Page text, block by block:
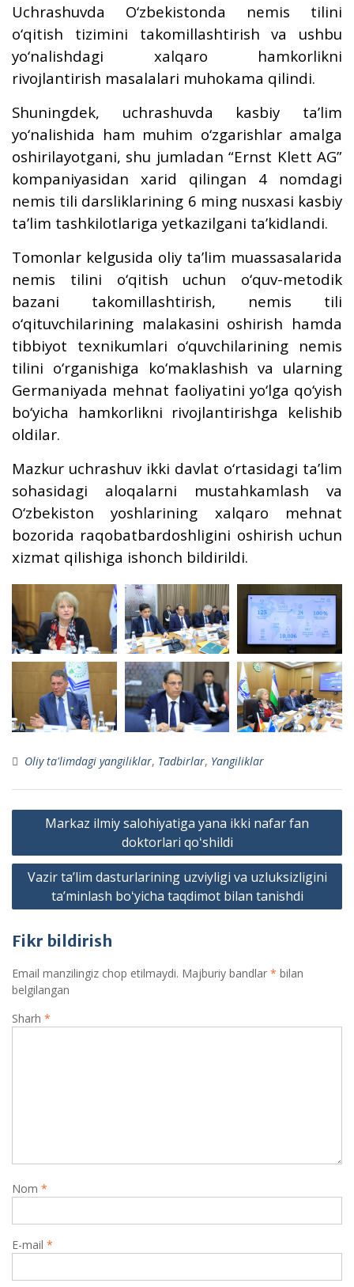
Uchrashuvda O‘zbekistonda nemis tilini
o‘qitish tizimini takomillashtirish va ushbu
yo‘nalishdagi xalqaro hamkorlikni
rivojlantirish masalalari muhokama qilindi.
Shuningdek, uchrashuvda kasbiy ta’lim
yo‘nalishida ham muhim o‘zgarishlar amalga
oshirilayotgani, shu jumladan “Ernst Klett AG”
kompaniyasidan xarid qilingan 4 nomdagi
nemis tili darsliklarining 6 ming nusxasi kasbiy
ta’lim tashkilotlariga yetkazilgani ta’kidlandi.
Tomonlar kelgusida oliy ta’lim muassasalarida
nemis tilini o‘qitish uchun o‘quv-metodik
bazani takomillashtirish, nemis tili
o‘qituvchilarining malakasini oshirish hamda
tibbiyot texnikumlari o‘quvchilarining nemis
tilini o‘rganishiga ko‘maklashish va ularning
Germaniyada mehnat faoliyatini yo‘lga qo‘yish
bo‘yicha hamkorlikni rivojlantirishga kelishib
oldilar.
Mazkur uchrashuv ikki davlat o‘rtasidagi ta’lim
sohasidagi aloqalarni mustahkamlash va
O‘zbekiston yoshlarining xalqaro mehnat
bozorida raqobatbardoshligini oshirish uchun
xizmat qilishiga ishonch bildirildi.
Oliy ta'limdagi yangiliklar, Tadbirlar, Yangiliklar
Post
Markaz ilmiy salohiyatiga yana ikki nafar fan
doktorlari qoʻshildi
Vazir taʼlim dasturlarining uzviyligi va uzluksizligini
taʼminlash boʻyicha taqdimot bilan tanishdi
Fikr bildirish
Email manzilingiz chop etilmaydi. Majburiy bandlar * bilan
belgilangan
Sharh *
Nom *
E-mail *